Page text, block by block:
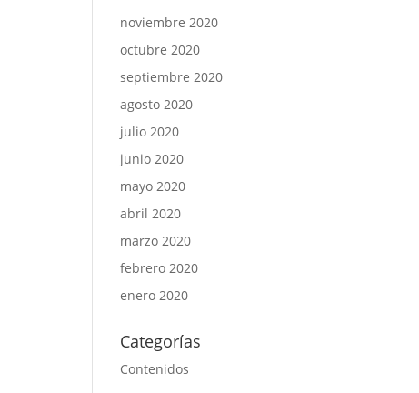
noviembre 2020
octubre 2020
septiembre 2020
agosto 2020
julio 2020
junio 2020
mayo 2020
abril 2020
marzo 2020
febrero 2020
enero 2020
Categorías
Contenidos